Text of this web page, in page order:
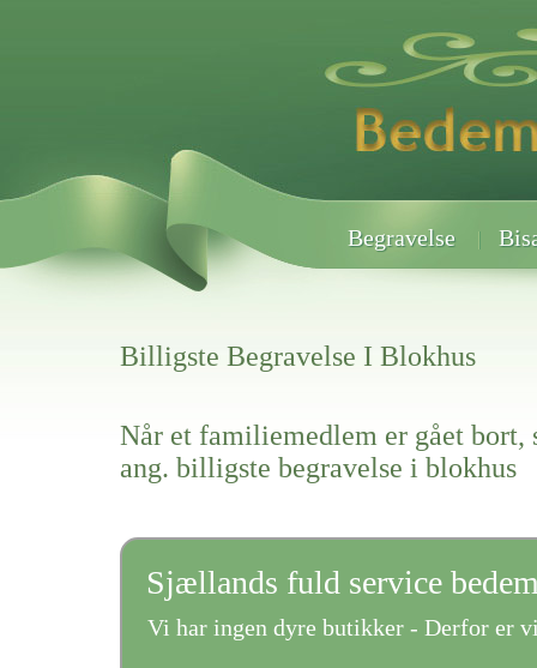
Begravelse
Billigste Begravelse I Blokhus
Når et familiemedlem er gået bort,
ang. billigste begravelse i blokhus
Sjællands fuld service
Vi har ingen dyre butikker - Derfor er